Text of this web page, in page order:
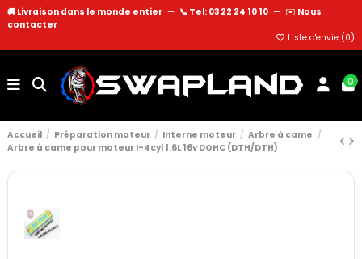
🚚 Livraison dans le monde entier — 📞 Tel: 03 22 24 10 10 — ✉️ Nous
contacter
Liste d'envie (0)
0
Accueil Préparation moteur Interne moteur
Arbre à came
Arbre à came pour moteur I-4cyl 1.6L 16v DOHC (DTH/DTH)